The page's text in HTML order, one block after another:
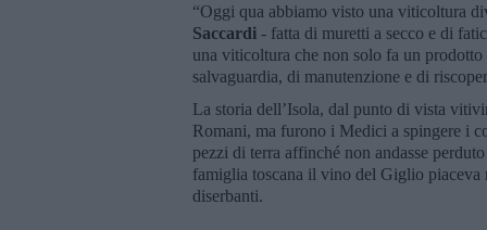
“Oggi qua abbiamo visto una viticoltura
Saccardi - fatta di muretti a secco e di
una viticoltura che non solo fa un
salvaguardia, di manutenzione e di
La storia dell’Isola, dal punto di vista
Romani, ma furono i Medici a spingere i
pezzi di terra affinché non andasse
famiglia toscana il vino del Giglio
diserbanti.